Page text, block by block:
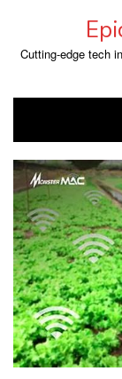
contentCutting-edge tech